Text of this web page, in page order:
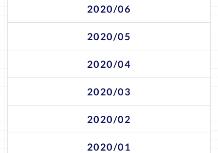
2020/06
2020/05
2020/04
2020/03
2020/02
2020/01